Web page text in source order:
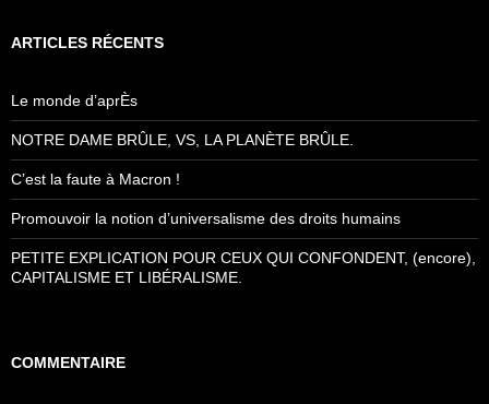
ARTICLES RÉCENTS
Le monde d’aprÈs
NOTRE DAME BRÛLE, VS, LA PLANÈTE BRÛLE.
C’est la faute à Macron !
Promouvoir la notion d’universalisme des droits humains
PETITE EXPLICATION POUR CEUX QUI CONFONDENT, (encore),
CAPITALISME ET LIBÉRALISME.
COMMENTAIRE